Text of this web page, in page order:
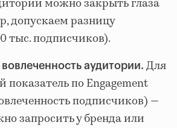
можно закрыть глаза
допускаем разницу
тыс. подписчиков).
аудитории. Для
показатель по Engagement
подписчиков) —
запросить у бренда или